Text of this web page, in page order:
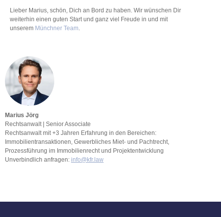
Lieber Marius, schön, Dich an Bord zu haben. Wir wünschen Dir
weiterhin einen guten Start und ganz viel Freude in und mit
unserem Münchner Team.
Marius Jörg
Rechtsanwalt | Senior Associate
Rechtsanwalt mit +3 Jahren Erfahrung in den Bereichen:
Immobilientransaktionen, Gewerbliches Miet- und Pachtrecht,
Prozessführung im Immobilienrecht und Projektentwicklung
Unverbindlich anfragen: info@kfr.law